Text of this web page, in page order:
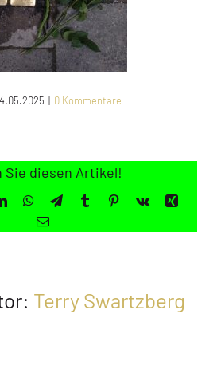
| 0 Kommentare
Sie diesen Artikel!
LinkedInWhatsApp
TelegramTumblrPinterest
Vk
Xing
E-
Mail
Terry Swartzberg